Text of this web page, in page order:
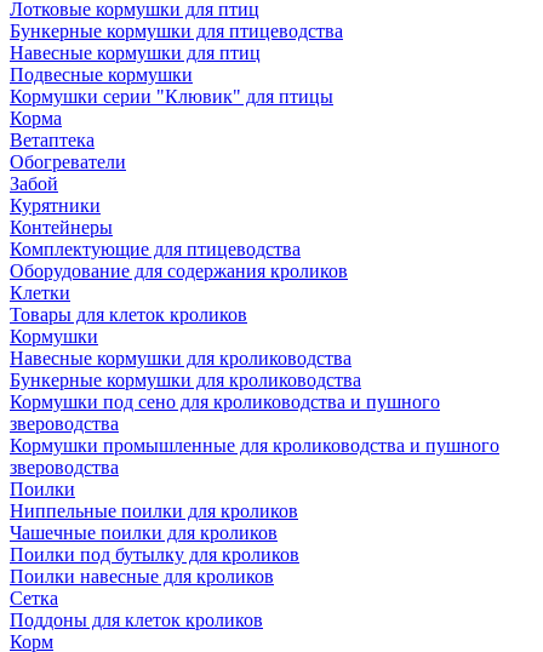
Лотковые кормушки для птиц
Бункерные кормушки для птицеводства
Навесные кормушки для птиц
Подвесные кормушки
Кормушки серии "Клювик" для птицы
Корма
Ветаптека
Обогреватели
Забой
Курятники
Контейнеры
Комплектующие для птицеводства
Оборудование для содержания кроликов
Клетки
Товары для клеток кроликов
Кормушки
Навесные кормушки для кролиководства
Бункерные кормушки для кролиководства
Кормушки под сено для кролиководства и пушного
звероводства
Кормушки промышленные для кролиководства и пушного
звероводства
Поилки
Ниппельные поилки для кроликов
Чашечные поилки для кроликов
Поилки под бутылку для кроликов
Поилки навесные для кроликов
Сетка
Поддоны для клеток кроликов
Корм